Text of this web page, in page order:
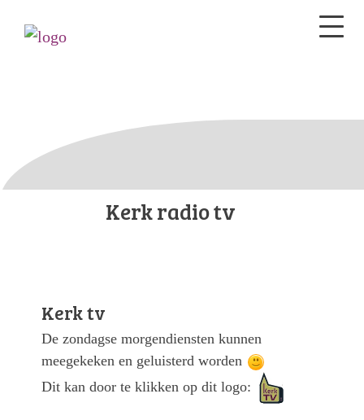
Kerk radio tv
Kerk tv
De zondagse morgendiensten kunnen
meegekeken en geluisterd worden
Dit kan door te klikken op dit logo: